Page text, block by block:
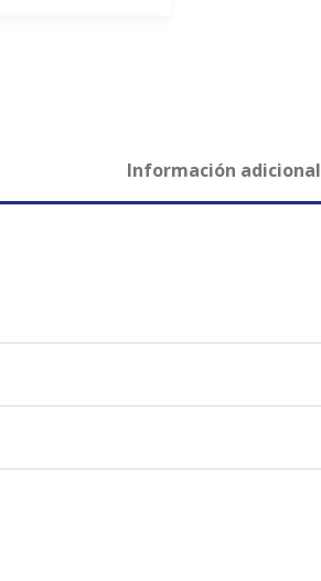
Información adicional